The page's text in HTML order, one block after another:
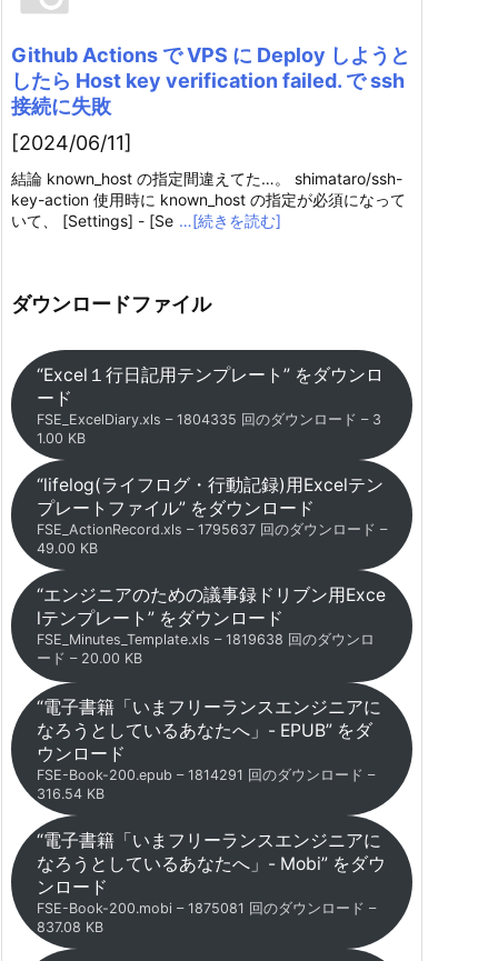
Github Actions で VPS に Deploy しようと
したら Host key verification failed. で ssh
接続に失敗
[2024/06/11]
結論 known_host の指定間違えてた…。 shimataro/ssh-
key-action 使用時に known_host の指定が必須になって
いて、 [Settings] - [Se …[続きを読む]
ダウンロードファイル
“Excel１行日記用テンプレート” をダウンロ
ード
FSE_ExcelDiary.xls – 1804335 回のダウンロード – 3
1.00 KB
“lifelog(ライフログ・行動記録)用Excelテン
プレートファイル” をダウンロード
FSE_ActionRecord.xls – 1795637 回のダウンロード –
49.00 KB
“エンジニアのための議事録ドリブン用Exce
lテンプレート” をダウンロード
FSE_Minutes_Template.xls – 1819638 回のダウンロ
ード – 20.00 KB
“電子書籍「いまフリーランスエンジニアに
なろうとしているあなたへ」- EPUB” をダ
ウンロード
FSE-Book-200.epub – 1814291 回のダウンロード –
316.54 KB
“電子書籍「いまフリーランスエンジニアに
なろうとしているあなたへ」- Mobi” をダウ
ンロード
FSE-Book-200.mobi – 1875081 回のダウンロード –
837.08 KB